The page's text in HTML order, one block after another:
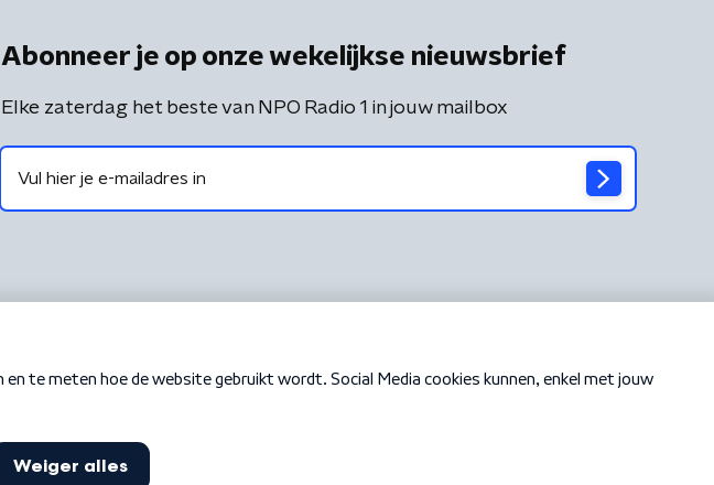
Abonneer je op onze wekelijkse nieuwsbrief
Elke zaterdag het beste van NPO Radio 1 in jouw mailbox